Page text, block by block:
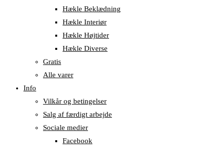
Hækle Beklædning
Hækle Interiør
Hækle Højtider
Hækle Diverse
Gratis
Alle varer
Info
Vilkår og betingelser
Salg af færdigt arbejde
Sociale medier
Facebook